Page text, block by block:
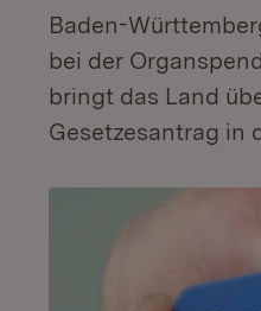
Baden-
bei der
bringt das Land
Gesetzesantrag in